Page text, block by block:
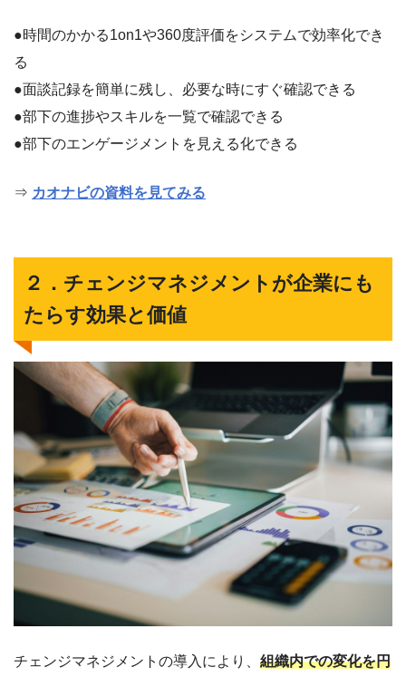
●時間のかかる1on1や360度評価をシステムで効率化でき
る
●面談記録を簡単に残し、必要な時にすぐ確認できる
●部下の進捗やスキルを一覧で確認できる
●部下のエンゲージメントを見える化できる
⇒ カオナビの資料を見てみる
２．チェンジマネジメントが企業にも
たらす効果と価値
チェンジマネジメントの導入により、 組織内での変化を円